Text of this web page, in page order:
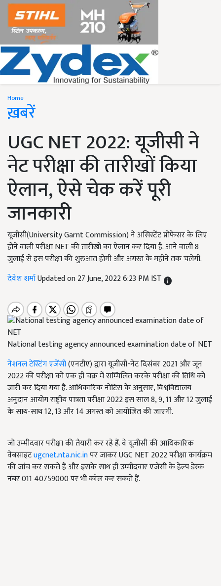
Home
ख़बरें
UGC NET 2022: यूजीसी ने
नेट परीक्षा की तारीखों किया
ऐलान, ऐसे चेक करें पूरी
जानकारी
यूजीसी(University Garnt Commission) ने असिस्टेंट प्रोफेसर के लिए
होने वाली परीक्षा NET की तारीखों का ऐलान कर दिया है. आने वाली 8
जुलाई से इस परीक्षा की शुरुआत होगी और अगस्त के महीने तक चलेगी.
देवेश शर्माUpdated on 27 June, 2022 6:23 PM IST
National testing agency announced examination date of NET
नेशनल टेस्टिंग एजेंसी(एनटीए) द्वारा यूजीसी-नेट दिसंबर 2021 और जून
2022 की परीक्षा को एक ही चक्र में सम्मिलित करके परीक्षा की तिथि को
जारी कर दिया गया है. आधिकारिक नोटिस के अनुसार, विश्वविद्यालय
अनुदान आयोग राष्ट्रीय पात्रता परीक्षा 2022 इस साल 8, 9, 11 और 12 जुलाई
के साथ-साथ 12, 13 और 14 अगस्त को आयोजित की जाएगी.
जो उम्मीदवार परीक्षा की तैयारी कर रहे हैं. वे यूजीसी की आधिकारिक
वेबसाइटugcnet.nta.nic.inपर जाकर UGC NET 2022 परीक्षा कार्यक्रम
की जांच कर सकते हैं और इसके साथ ही उम्मीदवार एजेंसी के हेल्प डेस्क
नंबर 011 40759000 पर भी कॉल कर सकते हैं.